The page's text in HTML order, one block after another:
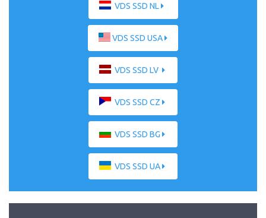
VDS SSD NL
VDS SSD USA
VDS SSD LV
VDS SSD CZ
VDS SSD BG
VDS SSD UA